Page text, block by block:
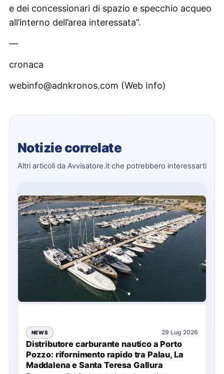
e dei concessionari di spazio e specchio acqueo
all’interno dell’area interessata”.
—
cronaca
webinfo@adnkronos.com (Web Info)
Notizie correlate
Altri articoli da Avvisatore.it che potrebbero interessarti
NEWS 29 Lug 2026
Distributore carburante nautico a Porto
Pozzo: rifornimento rapido tra Palau, La
Maddalena e Santa Teresa Gallura